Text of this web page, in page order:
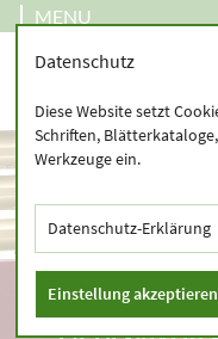
MENU
STELEN AUS 4-
GESÄGTEN
Datenschutz
Diese Website setzt
Schriften,
Werkzeuge ein.
Datenschutz-Erklärung
Einstellung akzeptieren